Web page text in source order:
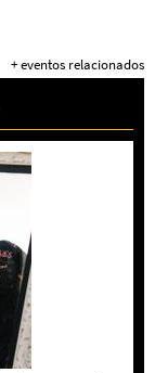
+ eventos relacionados